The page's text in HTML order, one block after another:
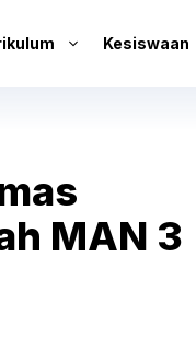
Kesiswaan
MAN 3